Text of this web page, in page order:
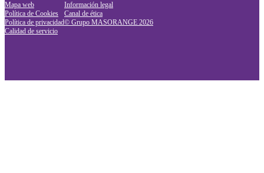
Mapa web
Política de Cookies
Política de privacidad
Calidad de servicio
Información legal
Canal de ética
© Grupo MASORANGE 2026